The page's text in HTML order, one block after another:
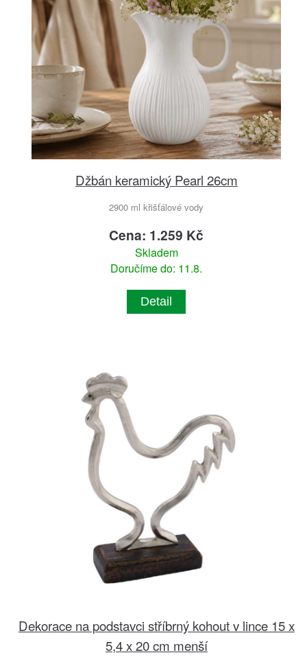
Džbán keramický Pearl 26cm
2900 ml křišťálové vody
Cena: 1.259 Kč
Skladem
Doručíme do: 11.8.
Detail
Dekorace na podstavci stříbrný kohout v lince 15 x
5,4 x 20 cm menší